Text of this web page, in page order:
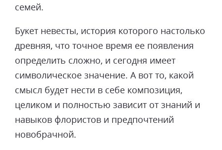
семей.
Букет невесты, история которого настолько
древняя, что точное время ее появления
определить сложно, и сегодня имеет
символическое значение. А вот то, какой
смысл будет нести в себе композиция,
целиком и полностью зависит от знаний и
навыков флористов и предпочтений
новобрачной.